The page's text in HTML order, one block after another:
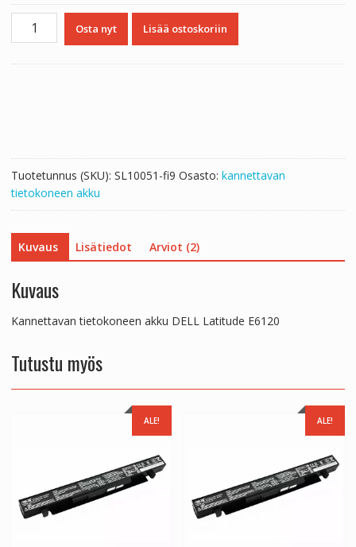
Kannettavan
tietokoneen
Osta nyt Lisää ostoskoriin
Tuotetunnus (SKU): SL10051-fi9 Osasto: kannettavan
tietokoneen akku
Kuvaus Lisätiedot Arviot (2)
Kuvaus
Kannettavan tietokoneen akku DELL Latitude E6120
Tutustu myös
ALE! ALE!